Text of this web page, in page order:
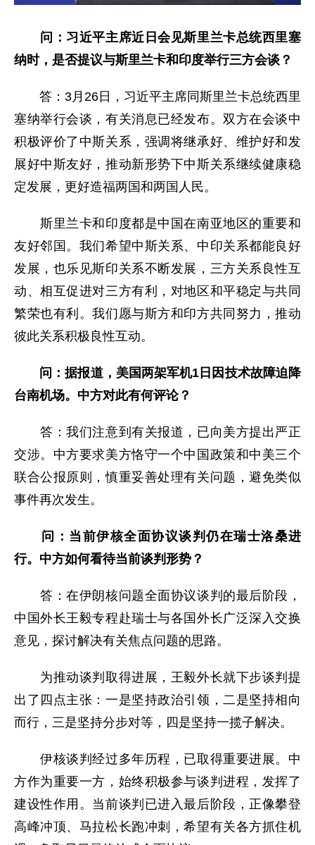
问：习近平主席近日会见斯里兰卡总统西里塞
纳时，是否提议与斯里兰卡和印度举行三方会谈？
答：3月26日，习近平主席同斯里兰卡总统西里
塞纳举行会谈，有关消息已经发布。双方在会谈中
积极评价了中斯关系，强调将继承好、维护好和发
展好中斯友好，推动新形势下中斯关系继续健康稳
定发展，更好造福两国和两国人民。
斯里兰卡和印度都是中国在南亚地区的重要和
友好邻国。我们希望中斯关系、中印关系都能良好
发展，也乐见斯印关系不断发展，三方关系良性互
动、相互促进对三方有利，对地区和平稳定与共同
繁荣也有利。我们愿与斯方和印方共同努力，推动
彼此关系积极良性互动。
问：据报道，美国两架军机1日 因技术故障迫降
台南机场。中方对此有何评论？
答：我们注意到有关报道，已向美方提出严正
交涉。中方要求美方恪守一个中国政策和中美三个
联合公报原则，慎重妥善处理有关问题，避免类似
事件再次发生。
问： 当前伊核全面协议谈判仍在瑞士洛桑进
行。中方如何看待当前谈判形势？
答：在伊朗核问题全面协议谈判的最后阶段，
中国外长王毅专程赴瑞士与各国外长广泛深入交换
意见，探讨解决有关焦点问题的思路。
为推动谈判取得进展，王毅外长就下步谈判提
出了四点主张：一是坚持政治引领，二是坚持相向
而行，三是坚持分步对等，四是坚持一揽子解决。
伊核谈判经过多年历程，已取得重要进展。中
方作为重要一方，始终积极参与谈判进程，发挥了
建设性作用。当前谈判已进入最后阶段，正像攀登
高峰冲顶、马拉松长跑冲刺，希望有关各方抓住机